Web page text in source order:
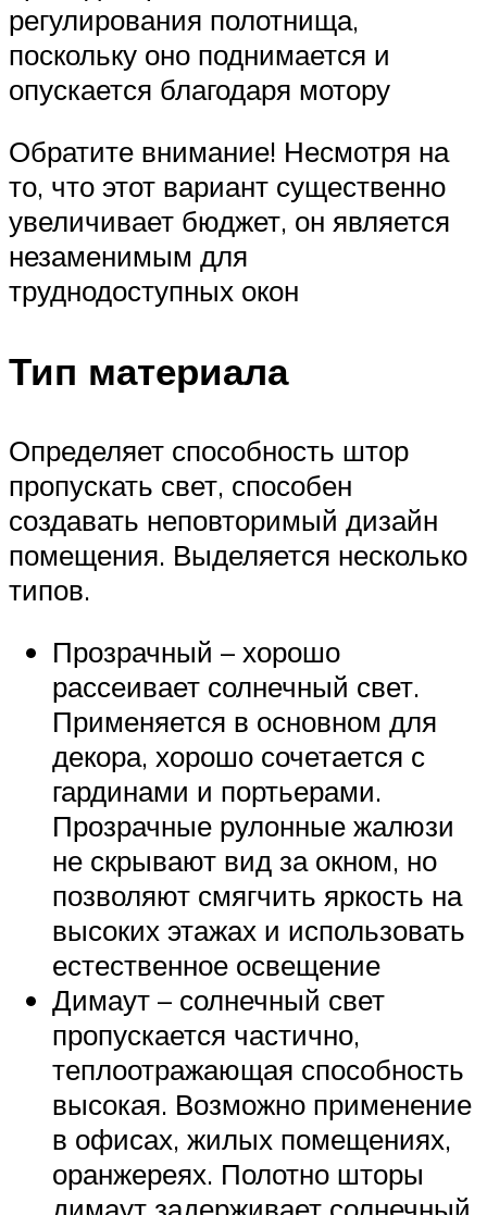
регулирования полотнища,
поскольку оно поднимается и
опускается благодаря мотору
Обратите внимание! Несмотря на
то, что этот вариант существенно
увеличивает бюджет, он является
незаменимым для
труднодоступных окон
Тип материала
Определяет способность штор
пропускать свет, способен
создавать неповторимый дизайн
помещения. Выделяется несколько
типов.
Прозрачный – хорошо
рассеивает солнечный свет.
Применяется в основном для
декора, хорошо сочетается с
гардинами и портьерами.
Прозрачные рулонные жалюзи
не скрывают вид за окном, но
позволяют смягчить яркость на
высоких этажах и использовать
естественное освещение
Димаут – солнечный свет
пропускается частично,
теплоотражающая способность
высокая. Возможно применение
в офисах, жилых помещениях,
оранжереях. Полотно шторы